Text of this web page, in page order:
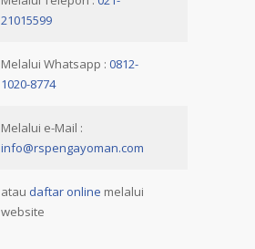
21015599
Melalui Whatsapp : 0812-
1020-8774
Melalui e-Mail :
info@rspengayoman.com
atau daftar online melalui
website